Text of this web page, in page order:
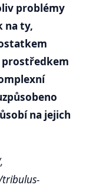
problémy
na ty,
prostředkem
na jejich